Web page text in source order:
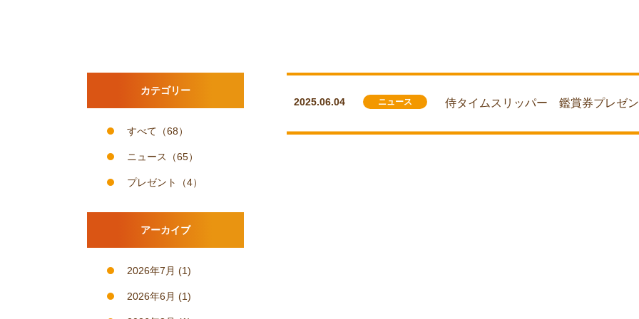
カテゴリー
すべて （68）
ニュース （65）
プレゼント （4）
アーカイブ
2026年7月 (1)
2026年6月 (1)
2025.06.04 ニュース 侍タイムスリッパー 鑑賞券プレゼ